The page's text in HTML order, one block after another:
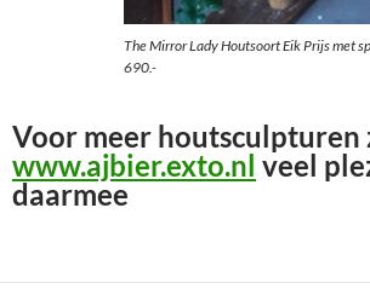
The Mirror Lady Houtsoort Eik Prijs met
690.-
Voor meer houtsculpturen
www.ajbier.exto.nl veel
daarmee